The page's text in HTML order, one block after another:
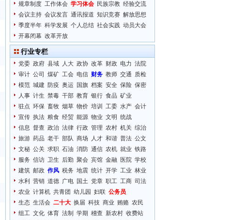
规章制度 工作体会 学习体会 民族宗教 经验交流
会议主持 会议发言 通讯报道 知识竞赛 解放思想
季度半年 科学发展 个人总结 社会实践 动员大会
开幕闭幕 改革开放
行业专栏
党委 政府 县域 人大 政协 改革 财政 电力 法院
审计 公司 煤矿 工会 电信 财务 教师 交通 质检
模范 城建 防疫 奥运 国旗 档案 安全 保险 保密
人事 计生 禁毒 干部 教育 银行 食品 矿业
驻点 环保 畜牧 烟草 物价 培训 工委 水产 会计
宣传 执法 粮食 经贸 能源 物业 文明 统战
信息 督查 政治 法律 行政 管理 农村 机关 综治
旅游 药品 老干 部队 商场 人才 和谐 普法 公文
文秘 公关 求职 石油 消防 通信 农机 就业 铁路
服务 信访 卫生 后勤 聚会 宾馆 金融 医院 学校
建筑 邮政 作风 税务 地震 统计 开学 工业 林业
水利
营销 道德 广电 国土 党章 职工 工商 司法
农业 计算机 共青团 幼儿园 妇联 公务员
生态 生活会 二十大 换届 科技 商业 贿赂 农民
组工 文化 体育 法制 学期 稽查 新农村 收费站